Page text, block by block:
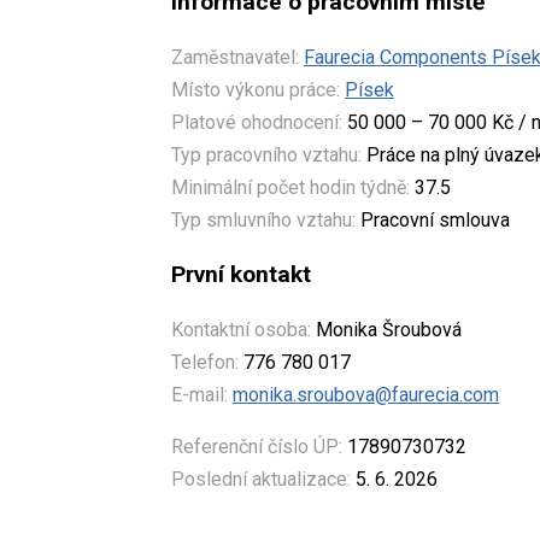
Zaměstnavatel: Faurecia Components
Místo výkonu práce: Písek
Platové ohodnocení: 50 000 – 70 000 Kč /
Typ pracovního vztahu: Práce na plný
Minimální počet hodin týdně: 37.5
Typ smluvního vztahu: Pracovní smlouva
První kontakt
Kontaktní osoba: Monika Šroubová
Telefon: 776 780 017
E-mail: monika.sroubova@faurecia.com
Referenční číslo ÚP: 17890730732
Poslední aktualizace: 5. 6. 2026